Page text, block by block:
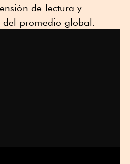
de lectura y
promedio global.